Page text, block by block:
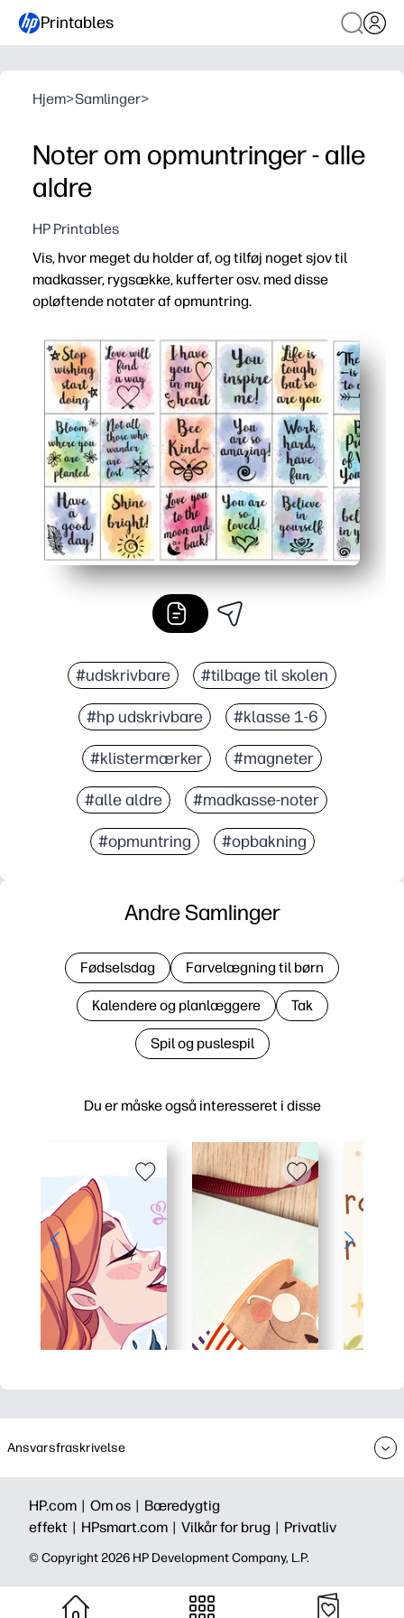
Printables
Hjem>Samlinger>
Noter om opmuntringer - alle
aldre
HP Printables
Vis, hvor meget du holder af, og tilføj noget sjov til
madkasser, rygsække, kufferter osv. med disse
opløftende notater af opmuntring.
Klare ark gør dette til en nul-forberedelsesgevinst - du
Munter design og positive budskaber øger
Korte, læsbare noter hjælper dit barn med at
Alsidig størrelse glider ind i dit barns madkasse,
#udskrivbare #tilbage til skolen
#hp udskrivbare #klasse 1-6
#klistermærker #magneter
#alle aldre #madkasse-noter
#opmuntring #opbakning
Du er måske også interesseret i disse
Andre Samlinger
Fødselsdag Farvelægning til børn
Kalendere og planlæggere Tak
Spil og puslespil
Ansvarsfraskrivelse
HP.com | Om os | Bæredygtig
effekt | HPsmart.com | Vilkår for brug | Privatliv
©️ Copyright 2026 HP Development Company, L.P.